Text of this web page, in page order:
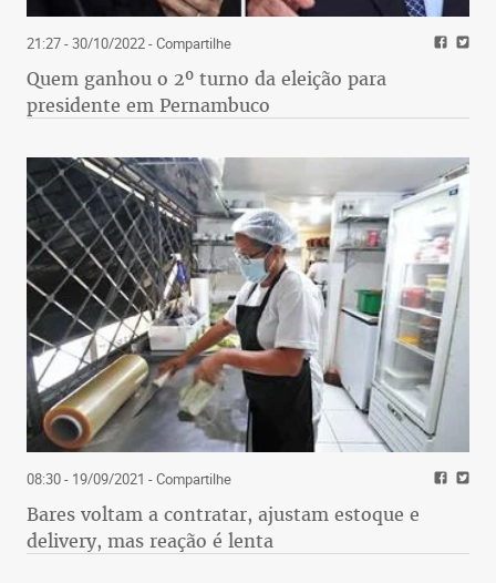
21:27 - 30/10/2022- Compartilhe
Quem ganhou o 2º turno da eleição para
presidente em Pernambuco
08:30 - 19/09/2021 - Compartilhe
Bares voltam a contratar, ajustam estoque e
delivery, mas reação é lenta